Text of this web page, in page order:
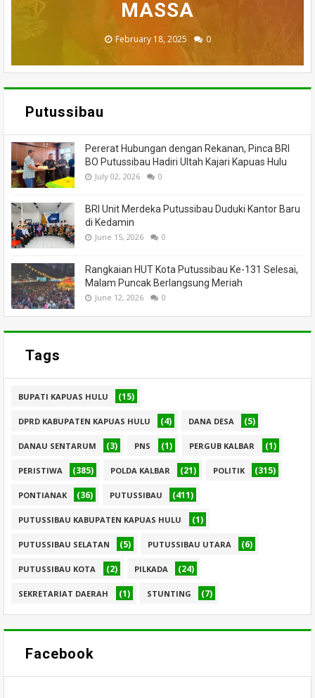
MENINGGAL DUNIA
July 05, 2026 0
PUTUSSIBAU HANGUS
November 27, 2025 0
BADAU BERI BANTUAN
March 26, 2025 0
DILALAP API
March 13, 2025 0
MASSA
February 18, 2025 0
Putussibau
Pererat Hubungan dengan Rekanan, Pinca BRI
BO Putussibau Hadiri Ultah Kajari Kapuas Hulu
July 02, 2026 0
BRI Unit Merdeka Putussibau Duduki Kantor Baru
di Kedamin
June 15, 2026 0
Rangkaian HUT Kota Putussibau Ke-131 Selesai,
Malam Puncak Berlangsung Meriah
June 12, 2026 0
Tags
BUPATI KAPUAS HULU (15)
DPRD KABUPATEN KAPUAS HULU (4) DANA DESA (5)
DANAU SENTARUM (3) PNS (1) PERGUB KALBAR (1)
PERISTIWA (385) POLDA KALBAR (21) POLITIK (315)
PONTIANAK (36) PUTUSSIBAU (411)
PUTUSSIBAU KABUPATEN KAPUAS HULU (1)
PUTUSSIBAU SELATAN (5) PUTUSSIBAU UTARA (6)
PUTUSSIBAU KOTA (2) PILKADA (24)
SEKRETARIAT DAERAH (1) STUNTING (7)
Facebook